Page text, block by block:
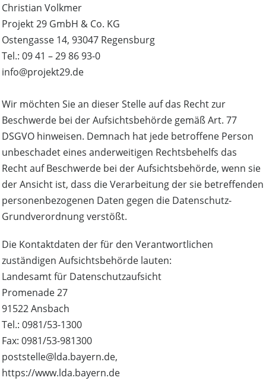
Christian Volkmer
Projekt 29 GmbH & Co. KG
Ostengasse 14, 93047 Regensburg
Tel.: 09 41 – 29 86 93-0
info@projekt29.de
Wir möchten Sie an dieser Stelle auf das Recht zur
Beschwerde bei der Aufsichtsbehörde gemäß Art. 77
DSGVO hinweisen. Demnach hat jede betroffene Person
unbeschadet eines anderweitigen Rechtsbehelfs das
Recht auf Beschwerde bei der Aufsichtsbehörde, wenn sie
der Ansicht ist, dass die Verarbeitung der sie betreffenden
personenbezogenen Daten gegen die Datenschutz-
Grundverordnung verstößt.
Die Kontaktdaten der für den Verantwortlichen
zuständigen Aufsichtsbehörde lauten:
Landesamt für Datenschutzaufsicht
Promenade 27
91522 Ansbach
Tel.: 0981/53-1300
Fax: 0981/53-981300
poststelle@lda.bayern.de,
https://www.lda.bayern.de